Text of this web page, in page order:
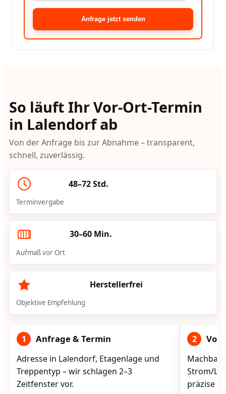
Anfrage jetzt senden
So läuft Ihr Vor-Ort-Termin
in Lalendorf ab
Von der Anfrage bis zur Abnahme – transparent,
schnell, zuverlässig.
48–72 Std.
Terminvergabe
30–60 Min.
Aufmaß vor Ort
Herstellerfrei
Objektive Empfehlung
1 Anfrage & Termin
Adresse in Lalendorf, Etagenlage und
Treppentyp – wir schlagen 2–3
Zeitfenster vor.
2
Strom/
präzise